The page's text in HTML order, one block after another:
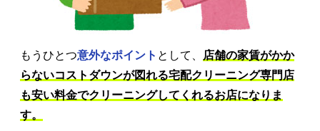
もうひとつ意外なポイント として、
店舗の家賃がかか
らないコストダウンが図れる宅配クリーニング専門店
も安い料金でクリーニングしてくれるお店になりま
す。